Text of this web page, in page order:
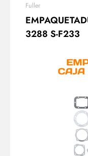
Fuller
3288 S-F233